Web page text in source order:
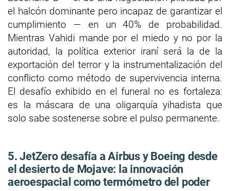
el halcón dominante pero incapaz de garantizar el
cumplimiento — en un 40% de probabilidad.
Mientras Vahidi mande por el miedo y no por la
autoridad, la política exterior iraní será la de la
exportación del terror y la instrumentalización del
conflicto como método de supervivencia interna.
El desafío exhibido en el funeral no es fortaleza:
es la máscara de una oligarquía yihadista que
solo sabe sostenerse sobre el pulso permanente.
5. JetZero desafía a Airbus y Boeing desde
el desierto de Mojave: la innovación
aeroespacial como termómetro del poder